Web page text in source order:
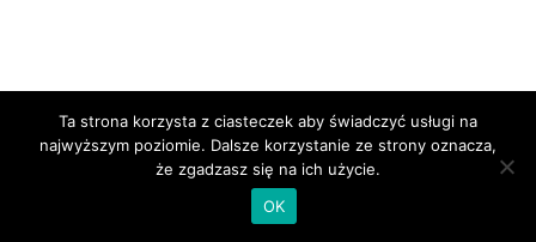
Ta strona korzysta z ciasteczek aby świadczyć usługi na
najwyższym poziomie. Dalsze korzystanie ze strony oznacza,
że zgadzasz się na ich użycie.
OK